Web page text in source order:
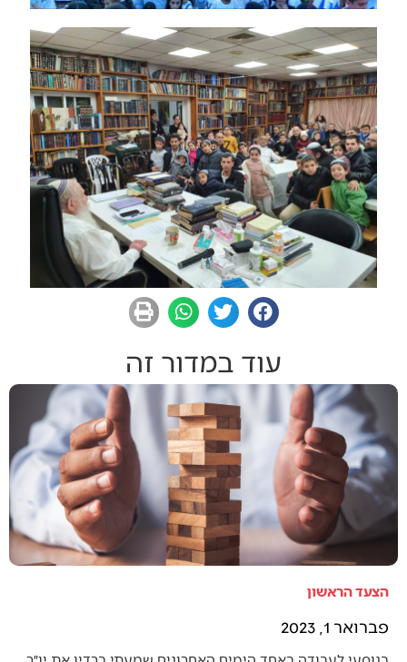
עוד במדור זה
הצעד הראשון
פברואר 1, 2023
בנוסעי לעבודה באחד הימים האחרונים שמעתי ברדיו את יו״ר